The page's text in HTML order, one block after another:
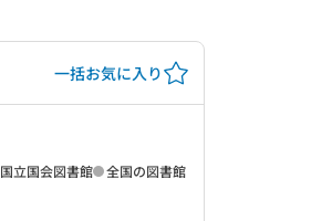
一括お気に入り
国立国会図書館 全国の図書館